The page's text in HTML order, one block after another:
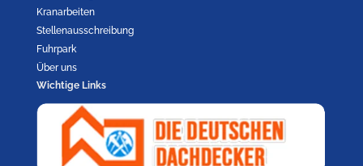
Kranarbeiten
Stellenausschreibung
Fuhrpark
Über uns
Wichtige Links